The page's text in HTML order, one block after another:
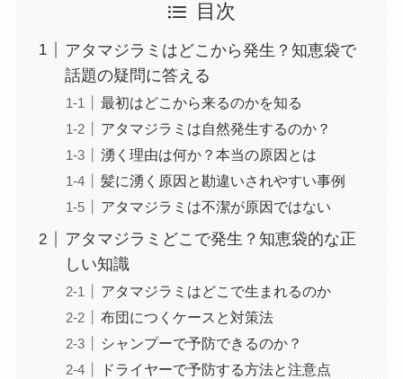
目次
アタマジラミはどこから発生？知恵袋で
話題の疑問に答える
最初はどこから来るのかを知る
アタマジラミは自然発生するのか？
湧く理由は何か？本当の原因とは
髪に湧く原因と勘違いされやすい事例
アタマジラミは不潔が原因ではない
アタマジラミどこで発生？知恵袋的な正
しい知識
アタマジラミはどこで生まれるのか
布団につくケースと対策法
シャンプーで予防できるのか？
ドライヤーで予防する方法と注意点